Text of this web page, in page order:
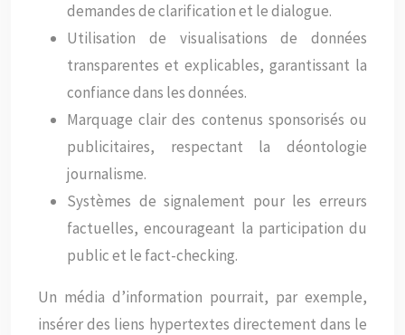
demandes de clarification et le dialogue.
Utilisation de visualisations de données
transparentes et explicables, garantissant la
confiance dans les données.
Marquage clair des contenus sponsorisés ou
publicitaires, respectant la déontologie
journalisme.
Systèmes de signalement pour les erreurs
factuelles, encourageant la participation du
public et le fact-checking.
Un média d’information pourrait, par exemple,
insérer des liens hypertextes directement dans le